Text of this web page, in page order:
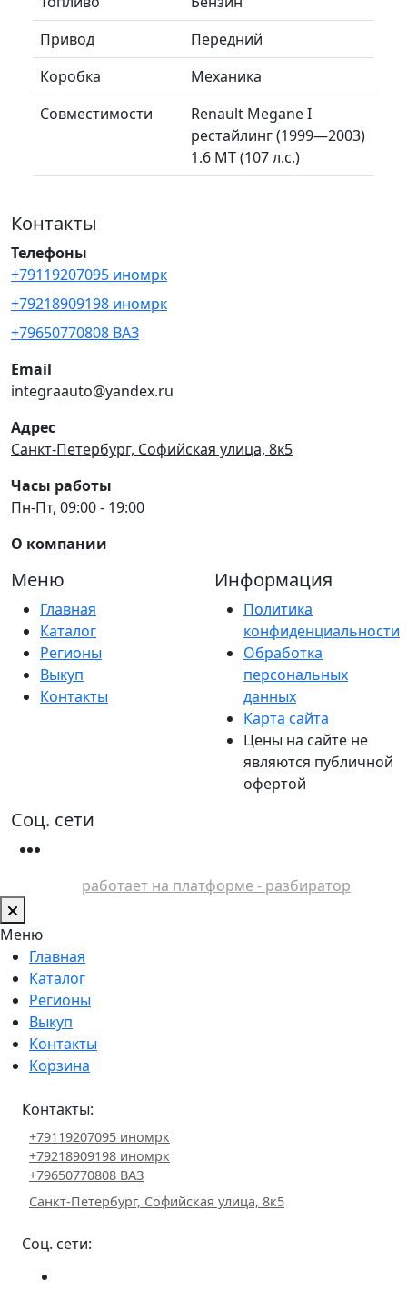
Привод
Передний
Коробка
Механика
Совместимости
Renault Megane I
рестайлинг (1999—2003)
1.6 MT (107 л.с.)
Контакты
Телефоны
+79119207095 иномрк
+79218909198 иномрк
+79650770808 ВАЗ
Email
integraauto@yandex.ru
Адрес
Санкт-Петербург, Софийская улица, 8к5
Часы работы
Пн-Пт, 09:00 - 19:00
О компании
Меню
Главная
Каталог
Регионы
Выкуп
Контакты
Информация
Политика
конфиденциальности
Обработка
персональных
данных
Карта сайта
Цены на сайте не
являются публичной
офертой
Соц. сети
работает на платформе - разбиратор
Меню
Главная
Каталог
Регионы
Выкуп
Контакты
Корзина
Контакты:
+79119207095 иномрк
+79218909198 иномрк
+79650770808 ВАЗ
Санкт-Петербург, Софийская улица, 8к5
Соц. сети: